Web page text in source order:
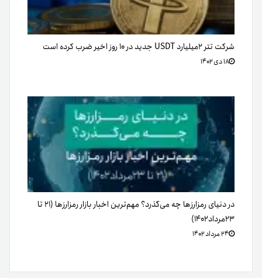
شرکت تتر ۲میلیارد USDT جدید در ۱۰ روز اخیر ضرب کرده است
۱۸ دی ۱۴۰۲
در دنیای رمزارزها چه می‌گذرد؟ مهم‌ترین اخبار بازار رمزارزها (۲۱ تا
۲۳مرداد۱۴۰۲)
۲۴ مرداد ۱۴۰۲